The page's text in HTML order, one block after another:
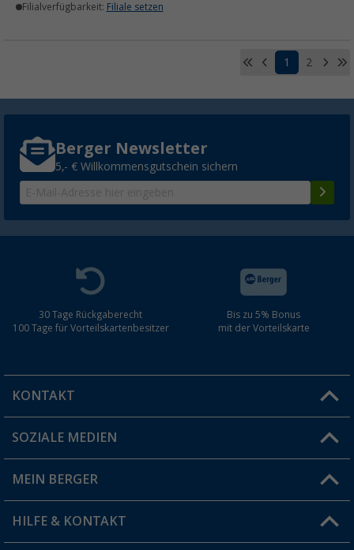
Filialverfügbarkeit: Filiale setzen
1 2
Berger Newsletter
5,- € Willkommensgutschein sichern
30 Tage Rückgaberecht
100 Tage für Vorteilskartenbesitzer
Bis zu 5% Bonus
mit der Vorteilskarte
KONTAKT
Du hast eine Frage?
Filiale finden
SOZIALE MEDIEN
MEIN BERGER
Vorteilskarte
HILFE & KONTAKT